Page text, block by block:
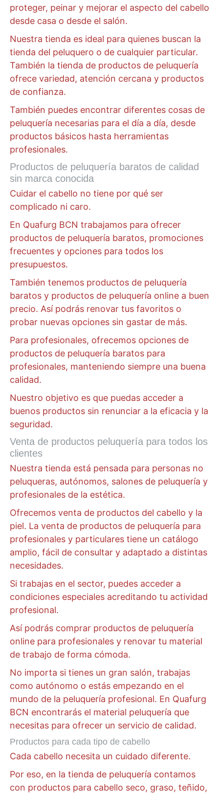
proteger, peinar y mejorar el aspecto del cabello
desde casa o desde el salón.
Nuestra tienda es ideal para quienes buscan la
tienda del peluquero o de cualquier particular.
También la tienda de productos de peluquería
ofrece variedad, atención cercana y productos
de confianza.
También puedes encontrar diferentes cosas de
peluquería necesarias para el día a día, desde
productos básicos hasta herramientas
profesionales.
Productos de peluquería baratos de calidad
sin marca conocida
Cuidar el cabello no tiene por qué ser
complicado ni caro.
En Quafurg BCN trabajamos para ofrecer
productos de peluquería baratos, promociones
frecuentes y opciones para todos los
presupuestos.
También tenemos productos de peluquería
baratos y productos de peluquería online a buen
precio. Así podrás renovar tus favoritos o
probar nuevas opciones sin gastar de más.
Para profesionales, ofrecemos opciones de
productos de peluquería baratos para
profesionales, manteniendo siempre una buena
calidad.
Nuestro objetivo es que puedas acceder a
buenos productos sin renunciar a la eficacia y la
seguridad.
Venta de productos peluquería para todos los
clientes
Nuestra tienda está pensada para personas no
peluqueras, autónomos, salones de peluquería y
profesionales de la estética.
Ofrecemos venta de productos del cabello y la
piel. La venta de productos de peluquería para
profesionales y particulares tiene un catálogo
amplio, fácil de consultar y adaptado a distintas
necesidades.
Si trabajas en el sector, puedes acceder a
condiciones especiales acreditando tu actividad
profesional.
Así podrás comprar productos de peluquería
online para profesionales y renovar tu material
de trabajo de forma cómoda.
No importa si tienes un gran salón, trabajas
como autónomo o estás empezando en el
mundo de la peluquería profesional. En Quafurg
BCN encontrarás el material peluquería que
necesitas para ofrecer un servicio de calidad.
Productos para cada tipo de cabello
Cada cabello necesita un cuidado diferente.
Por eso, en la tienda de peluquería contamos
con productos para cabello seco, graso, teñido,